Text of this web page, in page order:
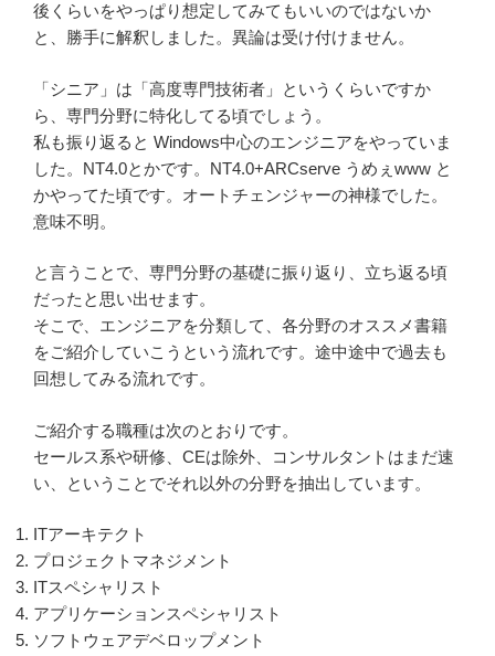
後くらいをやっぱり想定してみてもいいのではないか
と、勝手に解釈しました。異論は受け付けません。
「シニア」は「高度専門技術者」というくらいですか
ら、専門分野に特化してる頃でしょう。
私も振り返ると Windows中心のエンジニアをやっていま
した。NT4.0とかです。NT4.0+ARCserve うめぇwww と
かやってた頃です。オートチェンジャーの神様でした。
意味不明。
と言うことで、専門分野の基礎に振り返り、立ち返る頃
だったと思い出せます。
そこで、エンジニアを分類して、各分野のオススメ書籍
をご紹介していこうという流れです。途中途中で過去も
回想してみる流れです。
ご紹介する職種は次のとおりです。
セールス系や研修、CEは除外、コンサルタントはまだ速
い、ということでそれ以外の分野を抽出しています。
ITアーキテクト
プロジェクトマネジメント
ITスペシャリスト
アプリケーションスペシャリスト
ソフトウェアデベロップメント